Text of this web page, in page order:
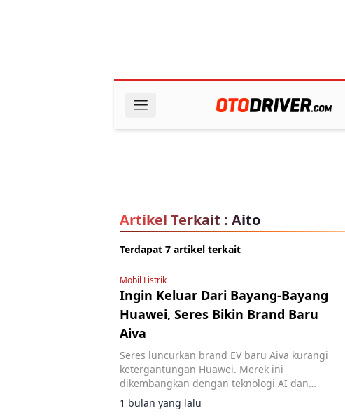
Artikel Terkait : Aito
Terdapat 7 artikel terkait
Mobil Listrik
Ingin Keluar Dari Bayang-Bayang
Huawei, Seres Bikin Brand Baru
Aiva
Seres luncurkan brand EV baru Aiva kurangi
ketergantungan Huawei. Merek ini
dikembangkan dengan teknologi AI dan
kemitraan ByteDance untuk model perdana
ME7.
1 bulan yang lalu